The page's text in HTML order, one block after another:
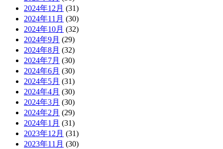
2024年12月 (31)
2024年11月 (30)
2024年10月 (32)
2024年9月 (29)
2024年8月 (32)
2024年7月 (30)
2024年6月 (30)
2024年5月 (31)
2024年4月 (30)
2024年3月 (30)
2024年2月 (29)
2024年1月 (31)
2023年12月 (31)
2023年11月 (30)